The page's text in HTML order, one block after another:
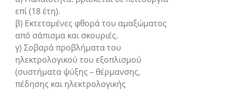
επί (18 έτη).
β) Εκτεταμένες φθορά του αμαξώματος
από σάπισμα και σκουριές.
γ) Σοβαρά προβλήματα του
ηλεκτρολογικού του εξοπλισμού
(συστήματα ψύξης – θέρμανσης,
πέδησης και ηλεκτρολογικής